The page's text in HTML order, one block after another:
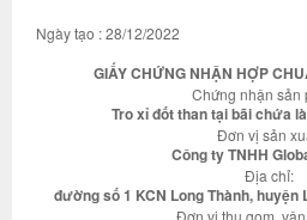
Ngày tạo : 28/12/2022
GIẤY CHỨNG NHẬN HỢP
Chứng nhận sản
Tro xỉ đốt than tại bãi chứa
Đơn vị sản
Công ty TNHH
Địa chỉ:
đường số 1 KCN Long Thành, huyện
Đơn vị thu gom,